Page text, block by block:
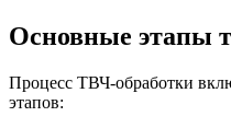
Основные этапы
Процесс ТВЧ-обработки
этапов: